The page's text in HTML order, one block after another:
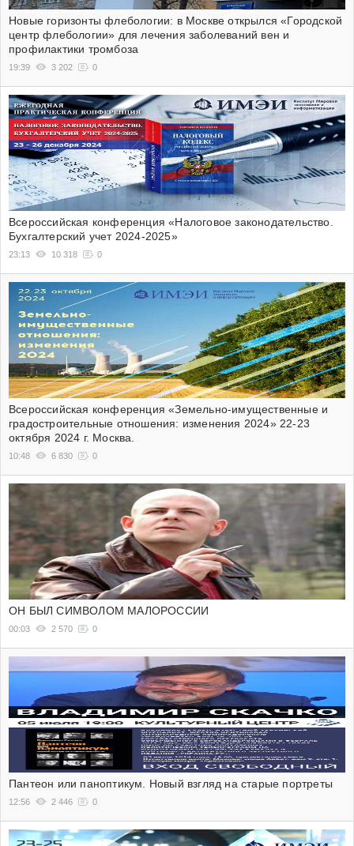
Новые горизонты флебологии: в Москве открылся «Городской
центр флебологии» для лечения заболеваний вен и
профилактики тромбоза
19:39 3 202 0
Всероссийская конференция «Налоговое законодательство.
Бухгалтерский учет 2024-2025»
23:13 10 318 0
Всероссийская конференция «Земельно-имущественные и
градостроительные отношения: изменения 2024» 22-23
октября 2024 г. Москва.
10:48 6 830 0
ОН БЫЛ СИМВОЛОМ МАЛОРОССИИ
00:03 2 570 0
Пантеон или паноптикум. Новый взгляд на старые портреты
12:56 2 446 0